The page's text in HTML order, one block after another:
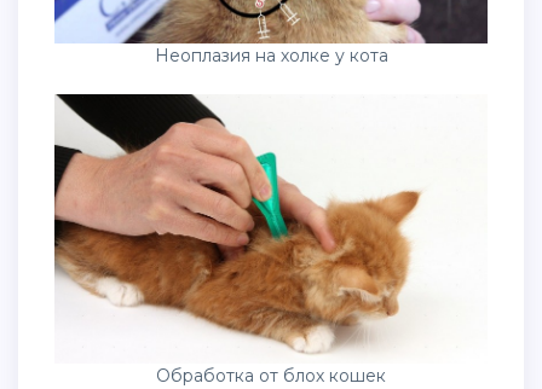
Неоплазия на холке у кота
Обработка от блох кошек